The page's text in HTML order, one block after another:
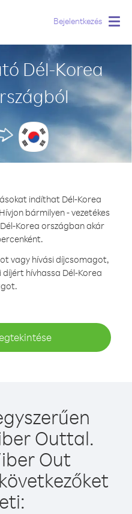
Bejelentkezés
Dél-Korea
indíthat Dél-Korea
Hívjon bármilyen - vezetékes
Korea országban akár
vagy hívási díjcsomagot,
hívhassa Dél-Korea
Outtal.
Out